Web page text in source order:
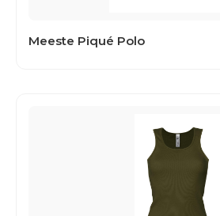
Meeste Piqué Polo